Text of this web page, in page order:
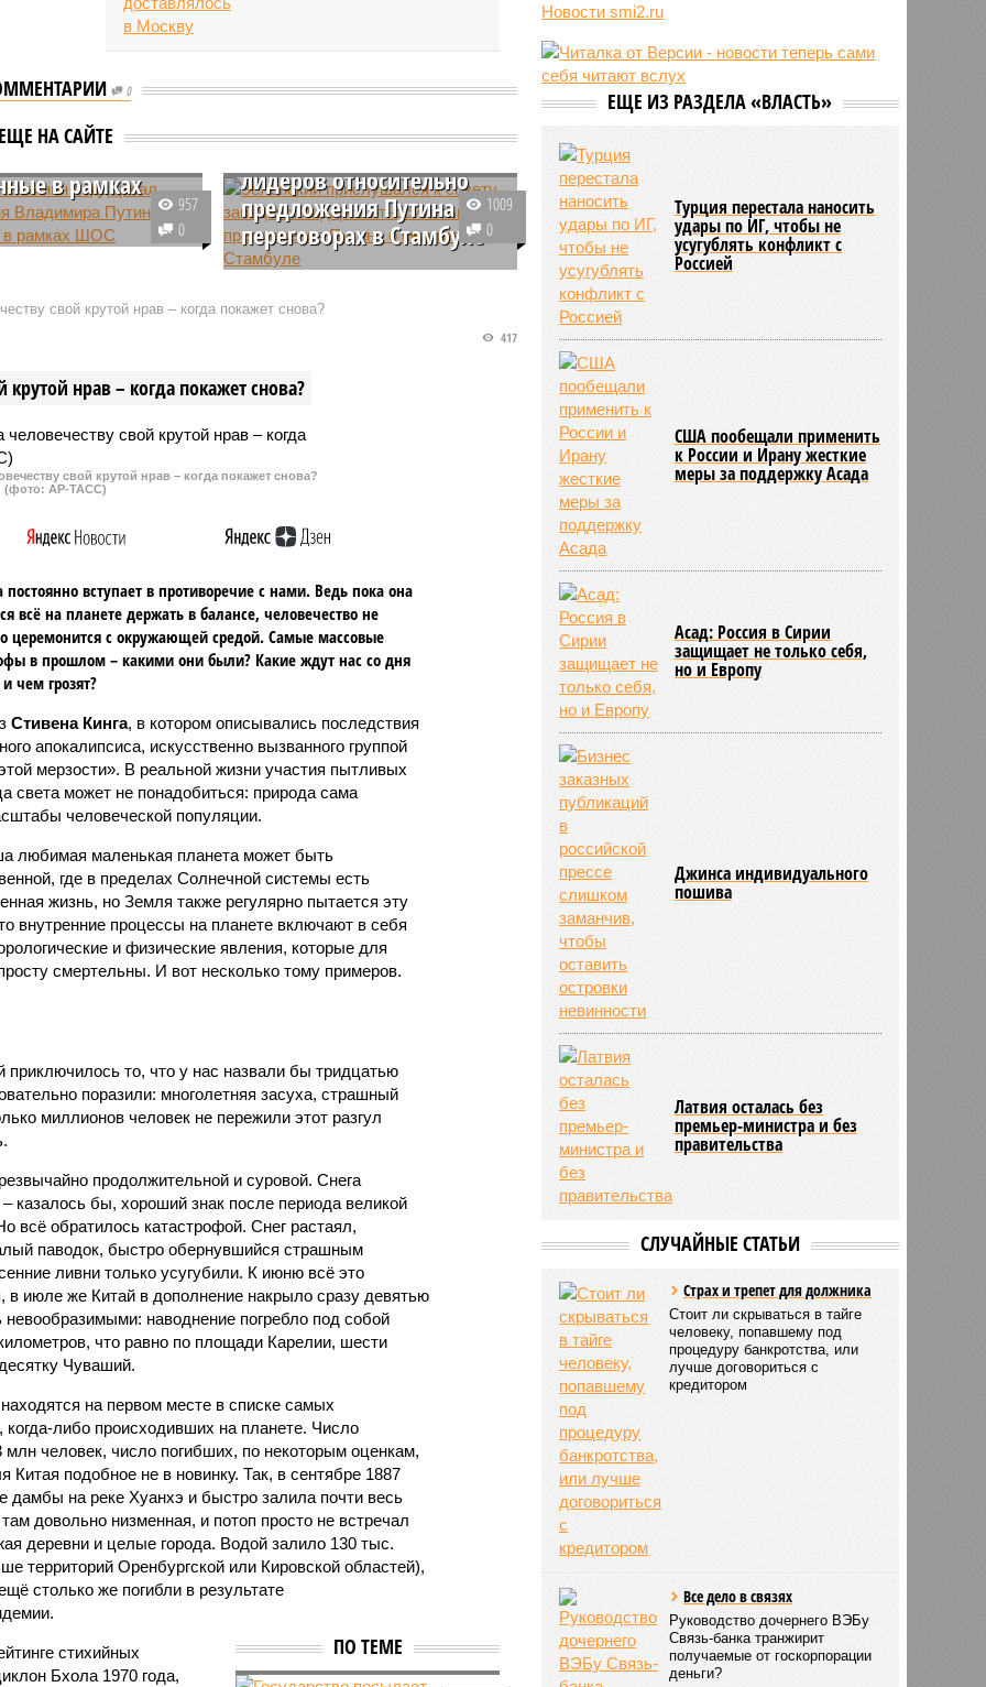
0
ЕЩЕ НА САЙТЕ
Калинин
предложения
Путина,
в рамках
в Китай с рабочим
государств – членов
957
0
совету западных
лидеров относительно
предложения Путина о
переговорах в Стамбуле
Европейские лидеры
Украины Владимиру Зеленскому
принять предложение президента
переговорах в Стамбуле,
провести 15 мая.
1009
0
свой крутой нрав – когда покажет снова?
нрав – когда покажет снова?
417
свой крутой нрав – когда покажет снова?
(фото: АР-ТАСС)
постоянно вступает в противоречие с нами. Ведь пока она
всё на планете держать в балансе, человечество не
церемонится с окружающей средой. Самые массовые
в прошлом – какими они были? Какие ждут нас со дня
чем грозят?
Стивена Кинга, в котором описывались последствия
апокалипсиса, искусственно вызванного группой
мерзости». В реальной жизни участия пытливых
света может не понадобиться: природа сама
человеческой популяции.
любимая маленькая планета может быть
где в пределах Солнечной системы есть
жизнь, но Земля также регулярно пытается эту
внутренние процессы на планете включают в себя
и физические явления, которые для
смертельны. И вот несколько тому примеров.
то, что у нас назвали бы тридцатью
поразили: многолетняя засуха, страшный
миллионов человек не пережили этот разгул
продолжительной и суровой. Снега
казалось бы, хороший знак после периода великой
всё обратилось катастрофой. Снег растаял,
паводок, быстро обернувшийся страшным
ливни только усугубили. К июню всё это
в июле же Китай в дополнение накрыло сразу девятью
наводнение погребло под собой
что равно по площади Карелии, шести
Чуваший.
на первом месте в списке самых
либо происходивших на планете. Число
млн человек, число погибших, по некоторым оценкам,
подобное не в новинку. Так, в сентябре 1887
дамбы на реке Хуанхэ и быстро залила почти весь
довольно низменная, и потоп просто не встречал
деревни и целые города. Водой залило 130 тыс.
территорий Оренбургской или Кировской областей),
столько же погибли в результате
ПО ТЕМЕ
стихийных
Бхола 1970 года,
15:23
Euractiv: закрытие границы с
экономики Финляндии
13:44
Минобрнауки осенью примет
решение о правилах приёма на
Новости smi2.ru
ЕЩЕ ИЗ РАЗДЕЛА «ВЛАСТЬ»
Турция перестала наносить
удары по ИГ, чтобы не
усугублять конфликт с
Россией
США пообещали применить
к России и Ирану жесткие
меры за поддержку Асада
Асад: Россия в Сирии
защищает не только себя,
но и Европу
Джинса индивидуального
пошива
Латвия осталась без
премьер-министра и без
правительства
СЛУЧАЙНЫЕ СТАТЬИ
Страх и трепет для должника
Стоит ли скрываться в тайге
человеку, попавшему под
процедуру банкротства, или
лучше договориться с
кредитором
Все дело в связях
Руководство дочернего ВЭБу
Связь-банка транжирит
получаемые от госкорпорации
деньги?